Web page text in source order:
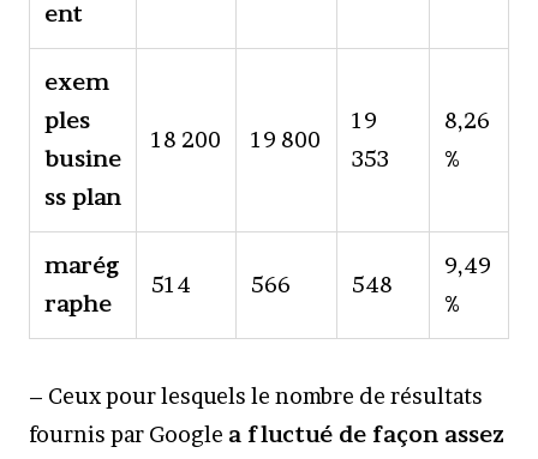
ent
exem
ples
busine
ss plan
18 200 19 800
19
353
8,26
%
marég
raphe
514 566 548
9,49
%
– Ceux pour lesquels le nombre de résultats
fournis par Google a fluctué de façon assez